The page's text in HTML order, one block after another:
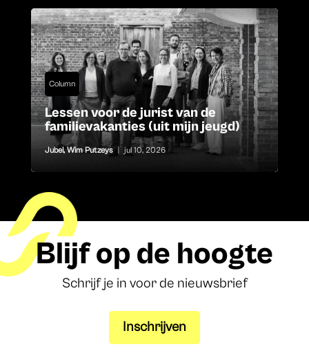
Column
Lessen voor de jurist van de
familievakanties (uit mijn jeugd)
Jubel,Wim Putzeys | jul 10, 2026
Blijf op de hoogte
Schrijf je in voor de nieuwsbrief
Inschrijven